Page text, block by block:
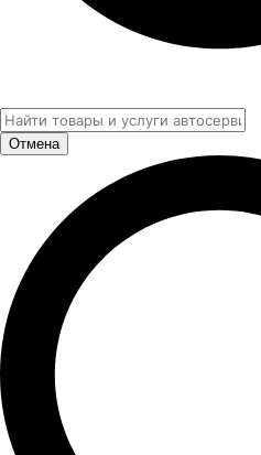
Отмена